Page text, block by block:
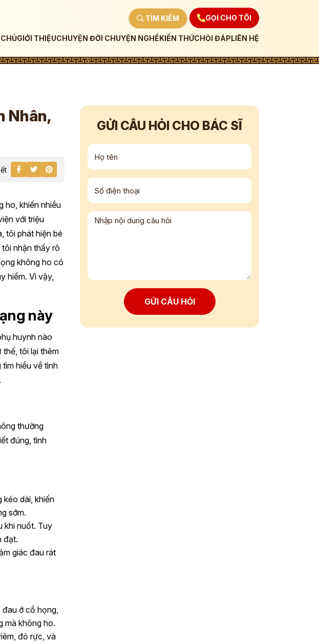
TÌM KIẾM GỌI CHO TÔI
GIỚI THIỆUCHUYỆN ĐỜI CHUYỆN NGHỀKIẾN THỨCHỎI ĐÁPLIÊN HỆ
Nhân,
ho, khiến nhiều
với triệu
tôi phát hiện bé
nhận thấy rõ
không ho có
hiểm. Vì vậy,
này
huynh nào
tôi lại thêm
hiểu về tình
thường
đúng, tình
kéo dài, khiến
sớm.
khi nuốt. Tuy
đạt.
giác đau rát
đau ở cổ họng,
mà không ho.
đỏ rực, và
GỬI CÂU HỎI CHO BÁC SĨ
GỬI CÂU HỎI